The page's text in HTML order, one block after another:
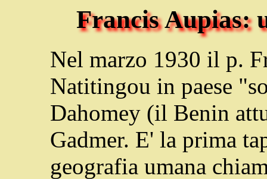
Francis Aupias:
Nel marzo 1930 il p.
Natitingou in paese
Dahomey (il Benin
Gadmer. E' la prima
geografia umana